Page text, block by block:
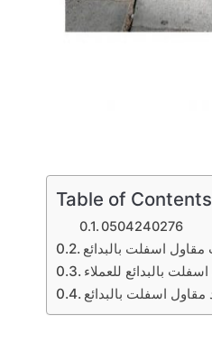
Table of Contents
0504240276